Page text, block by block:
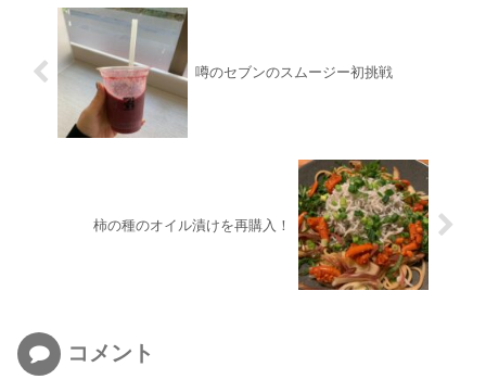
噂のセブンのスムージー初挑戦
柿の種のオイル漬けを再購入！
コメント